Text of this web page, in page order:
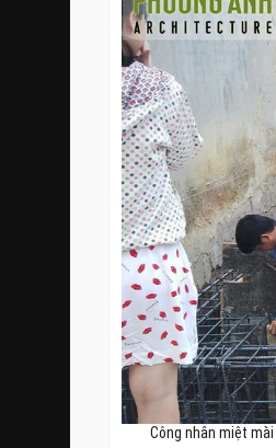
Công nhân miệt